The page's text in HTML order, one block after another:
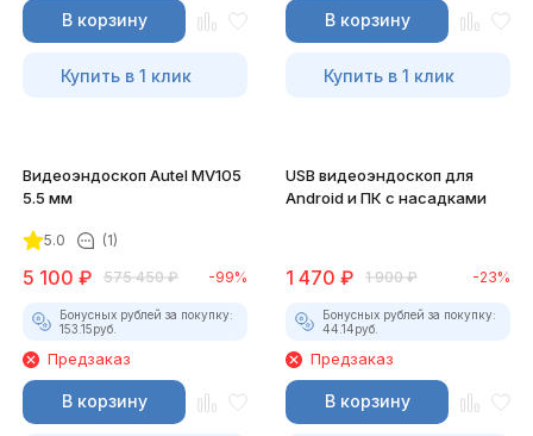
В корзину
Купить в 1 клик
В корзину
Купить в 1 клик
Видеоэндоскоп Autel MV105
5.5 мм
5.0 (1)
5 100 ₽ 575 450 ₽ -99%
Бонусных рублей за покупку:
153.15руб.
Предзаказ
В корзину
USB видеоэндоскоп для
Android и ПК с насадками
1 470 ₽ 1 900 ₽ -23%
Бонусных рублей за покупку:
44.14руб.
Предзаказ
В корзину